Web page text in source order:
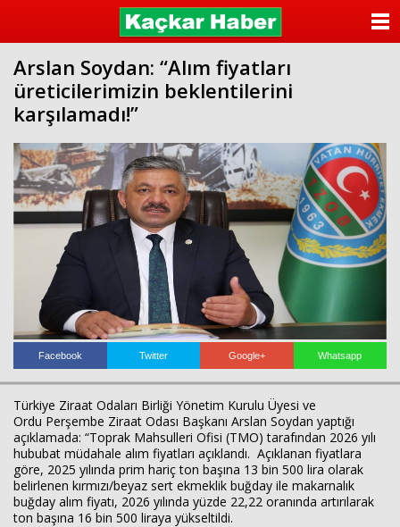
Arslan Soydan: “Alım fiyatları
üreticilerimizin beklentilerini
karşılamadı!”
Facebook Twitter Google+ Whatsapp
Türkiye Ziraat Odaları Birliği Yönetim Kurulu Üyesi ve
Ordu Perşembe Ziraat Odası Başkanı Arslan Soydan yaptığı
açıklamada: “Toprak Mahsulleri Ofisi (TMO) tarafından 2026 yılı
hububat müdahale alım fiyatları açıklandı. Açıklanan fiyatlara
göre, 2025 yılında prim hariç ton başına 13 bin 500 lira olarak
belirlenen kırmızı/beyaz sert ekmeklik buğday ile makarnalık
buğday alım fiyatı, 2026 yılında yüzde 22,22 oranında artırılarak
ton başına 16 bin 500 liraya yükseltildi.
ANASAYFA
KATEGORİLER
ANKETLER
FOTO GALERİ
VİDEO GALERİ
KÜNYE
İLETİŞİM